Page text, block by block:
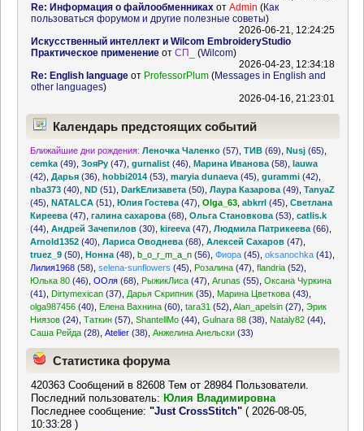
Re: Информация о файлообменникахот Admin (Как
пользоваться форумом и другие полезные советы)
2026-06-21, 12:24:25
Искусственный интеллект и Wilcom EmbroideryStudio
Практическое применениеот СП_ (Wilcom)
2026-04-23, 12:34:18
Re: English languageот ProfessorPlum(Messages in English and
other languages)
2026-04-16, 21:23:01
Календарь предстоящих событий
Ближайшие дни рождения: Леночка Чаленко (57) ,ТИВ (69) ,Nusj (65)
cemka (49) ,ЗояРу (47) ,gurnalist (46) ,Марина Иванова (58) ,lauwa
(42) ,Дарья (36) ,hobbi2014 (53) ,maryia dunaeva (45) ,gurammi (42)
nba373 (40) ,ND (51) ,DarkЕлизавета (50) ,Лаура Казарова (49) ,TanyaZ
(45) ,NATALCA (51) ,Юлия Гостева (47) ,Olga_63 ,abkrrl (45) ,Светлана
Киреева (47) ,галина сахарова (68) ,Ольга Становкова (53) ,catlis.k
(44) ,Андрей Зачепилов (30) ,kireeva (47) ,Людмила Патрикеева (66)
Arnold1352 (40) ,Лариса Оводнева (68) ,Алексей Сахаров (47)
truez_9 (50) ,Нонна (48) ,b_o_r_m_a_n (56) ,Фиора (45) ,oksanochka (41)
Лилия1968 (58) ,selena-sunflowers (45) Розалина (47) ,flandria (52)
Юлька 80 (46) ,ООля (68) РыжикЛиса (47) ,Arunas (55) ,Оксана Чуркина
(41)
Dirtymexican (37) Дарья Скрипник (35) Марина Цветкова (43)
olga987456 (40) Елена Вахнина (60) ,tara31 (52) ,Alan_apelsin (27) ,Эрик
Ниязов (24) ,Таткин (57) ,ShantellMo (44) ,Gulnara 88 (38) Nataly82 (44)
Саша Рейда (28) ,Atelier (38) ,Анжелина Анельски (33)
Статистика форума
420363 Сообщений в 82608 Тем от 28984 Пользователи.
Последний пользователь: Юлия Владимировна
Последнее сообщение:"Just CrossStitch" ( 2026-08-05,
10:33:28 )